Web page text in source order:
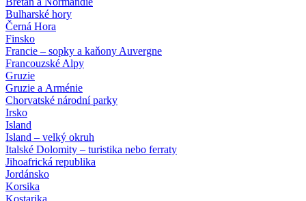
Bulharské hory
Černá Hora
Finsko
Francie – sopky a kaňony Auvergne
Francouzské Alpy
Gruzie
Gruzie a Arménie
Chorvatské národní parky
Irsko
Island
Island – velký okruh
Italské Dolomity – turistika nebo ferraty
Jihoafrická republika
Jordánsko
Korsika
Kostarika